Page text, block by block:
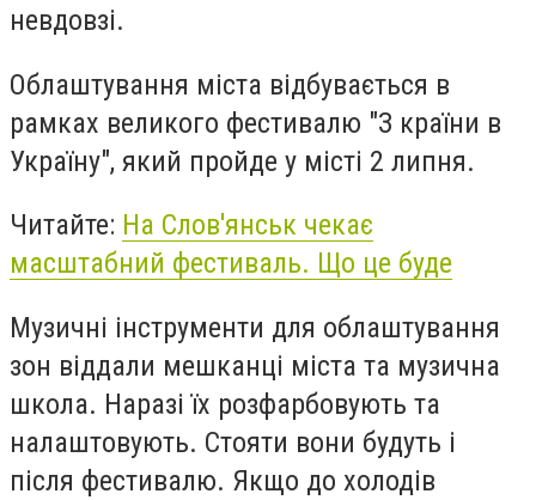
невдовзі.
Облаштування міста відбувається в
рамках великого фестивалю "З країни в
Україну", який пройде у місті 2 липня.
Читайте: На Слов'янськ чекає
масштабний фестиваль. Що це буде
Музичні інструменти для облаштування
зон віддали мешканці міста та музична
школа. Наразі їх розфарбовують та
налаштовують. Стояти вони будуть і
після фестивалю. Якщо до холодів